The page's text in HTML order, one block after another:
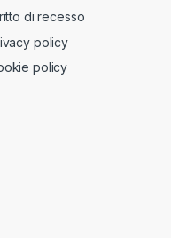
di recesso
policy
policy